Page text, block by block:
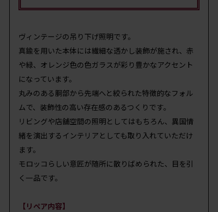
ヴィンテージの吊り下げ照明です。
真鍮を用いた本体には繊細な透かし装飾が施され、赤
や緑、オレンジ色の色ガラスが彩り豊かなアクセント
になっています。
丸みのある胴部から先端へと絞られた特徴的なフォル
ムで、装飾性の高い存在感のあるつくりです。
リビングや店舗空間の照明としてはもちろん、異国情
緒を演出するインテリアとしても取り入れていただけ
ます。
モロッコらしい意匠が随所に散りばめられた、目を引
く一品です。
【リペア内容】